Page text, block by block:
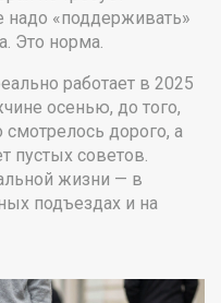
надо «поддерживать»
Это норма.
работает в 2025
осенью, до того,
дорого, а
пустых советов.
жизни — в
подъездах и на